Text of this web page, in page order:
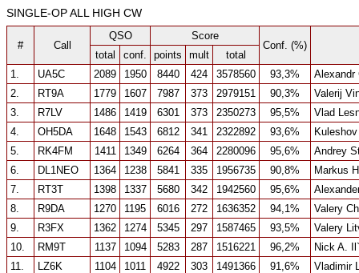
SINGLE-OP ALL HIGH CW
# Call
QSO
Score
Conf. (%)
total
conf. points mult
total
1.
UA5C 2089 1950 8440 424 3578560 93,3%
Alexandr
2.
RT9A 1779 1607 7987 373 2979151 90,3%
Valerij
3.
R7LV 1486 1419 6301 373 2350273 95,5%
Vlad
4.
OH5DA 1648 1543 6812 341 2322892 93,6%
5.
RK4FM 1411 1349 6264 364 2280096 95,6%
Andrey
6.
DL1NEO 1364 1238 5841 335 1956735 90,8%
Markus
7.
RT3T 1398 1337 5680 342 1942560 95,6%
8.
R9DA 1270 1195 6016 272 1636352 94,1%
Valery
9.
R3FX 1362 1274 5345 297 1587465 93,5%
Valery
10.
RM9T 1137 1094 5283 287 1516221 96,2%
Nick A.
11.
LZ6K 1104 1011 4922 303 1491366 91,6%
Vladimir